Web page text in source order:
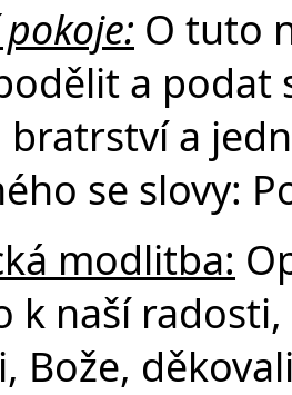
O tuto
a podat
a
se slovy:
modlitba:
k naší radosti,
Bože,